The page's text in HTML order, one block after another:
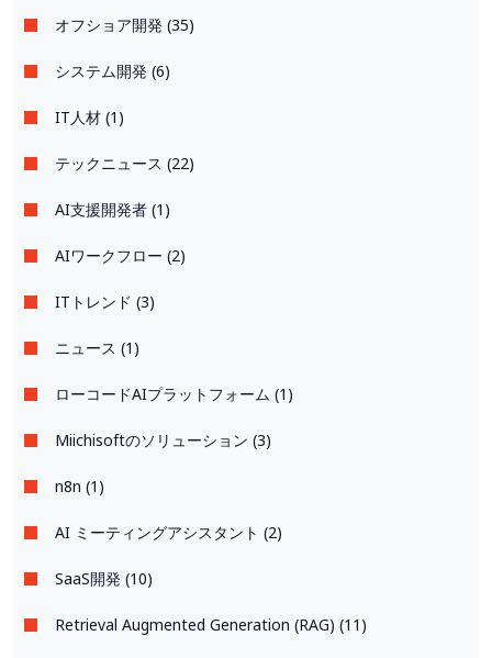
オフショア開発 (35)
システム開発 (6)
IT人材 (1)
テックニュース (22)
AI支援開発者 (1)
AIワークフロー (2)
ITトレンド (3)
ニュース (1)
ローコードAIプラットフォーム (1)
Miichisoftのソリューション (3)
n8n (1)
AI ミーティングアシスタント (2)
SaaS開発 (10)
Retrieval Augmented Generation (RAG) (11)